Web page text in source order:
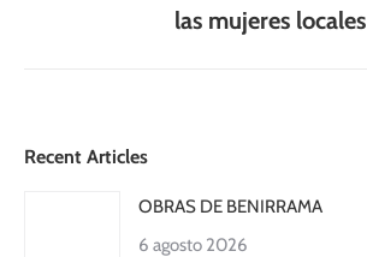
siguiente:
las mujeres locales
Recent Articles
OBRAS DE BENIRRAMA
6 agosto 2026